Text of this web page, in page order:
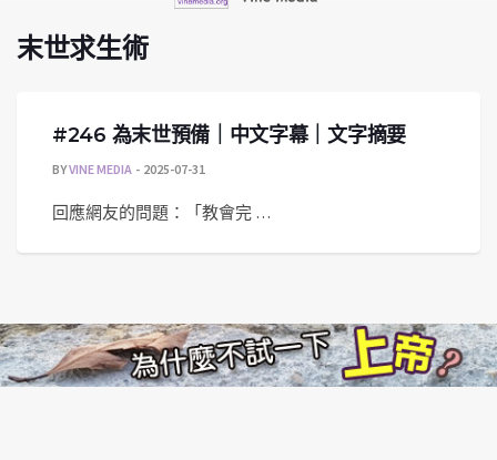
末世求生術
#246 為末世預備｜中文字幕｜文字摘要
BYVINE MEDIA 2025-07-31
回應網友的問題：「教會完 …